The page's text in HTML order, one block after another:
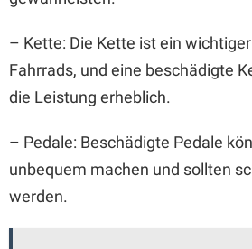
– Kette: Die Kette ist ein
Fahrrads, und eine beschädigte
die Leistung erheblich.
– Pedale: Beschädigte Pedale
unbequem machen und sollten
werden.